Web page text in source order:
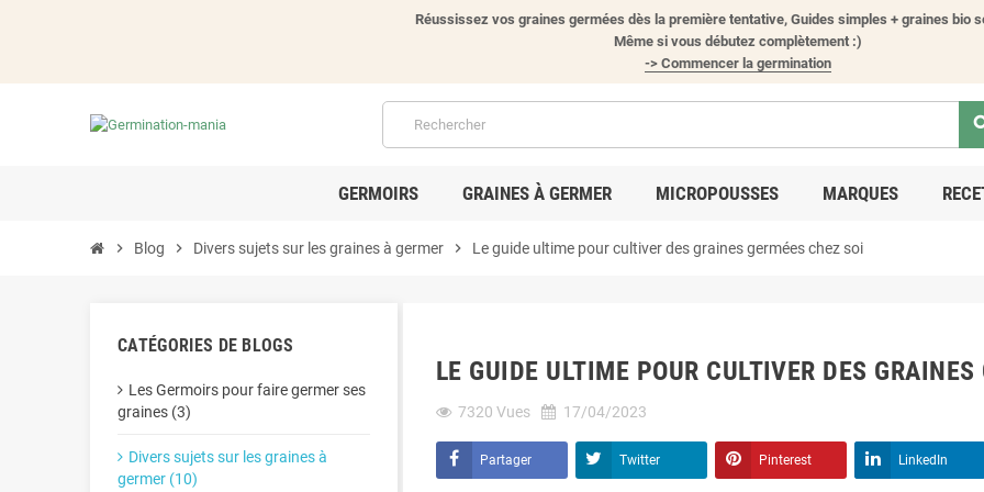
Réussissez vos graines germées dès la première tentative, Guides simples + graines bio
Même si vous débutez complètement :)
-> Commencer la germination
GERMOIRS GRAINES À GERMER MICROPOUSSES MARQUES
chevron_right Blog chevron_right Divers sujets sur les graines à germer chevron_right Le guide ultime pour cultiver des graines germées chez soi
CATÉGORIES DE BLOGS
Les Germoirs pour faire germer ses
graines (3)
Divers sujets sur les graines à
germer (10)
LE GUIDE ULTIME POUR CULTIVER DES GRAINES
7320 Vues 17/04/2023
Partager Twitter Pinterest LinkedIn